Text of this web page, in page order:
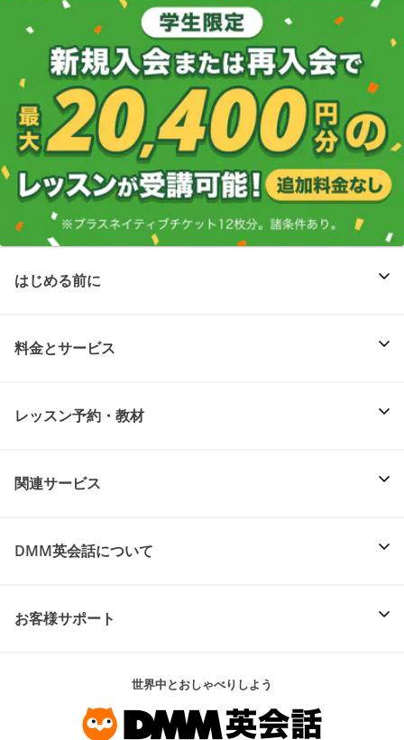
はじめる前に
料金とサービス
レッスン予約・教材
関連サービス
DMM英会話について
お客様サポート
世界中とおしゃべりしよう